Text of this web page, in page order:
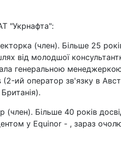
"Укрнафта":
(член). Більше 25
від молодшої
генеральною
ий оператор зв'язку в
Більше 40 років
у Equinor - , зараз